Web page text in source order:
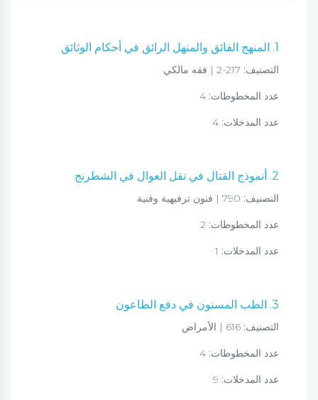
1. المنهج الفائق والمنهل الرائق في أحكام الوثائق
التصنيف:
عدد المخطوطات:
عدد المدخلات:
2. أنموذج القتال في نقل العوال في الشطرنج
التصنيف:
عدد المخطوطات:
عدد المدخلات:
3. الطب المسنون في دفع الطاعون
التصنيف:
عدد المخطوطات:
عدد المدخلات: